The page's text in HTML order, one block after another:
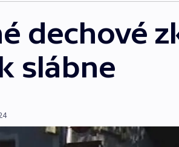
dechové
slábne